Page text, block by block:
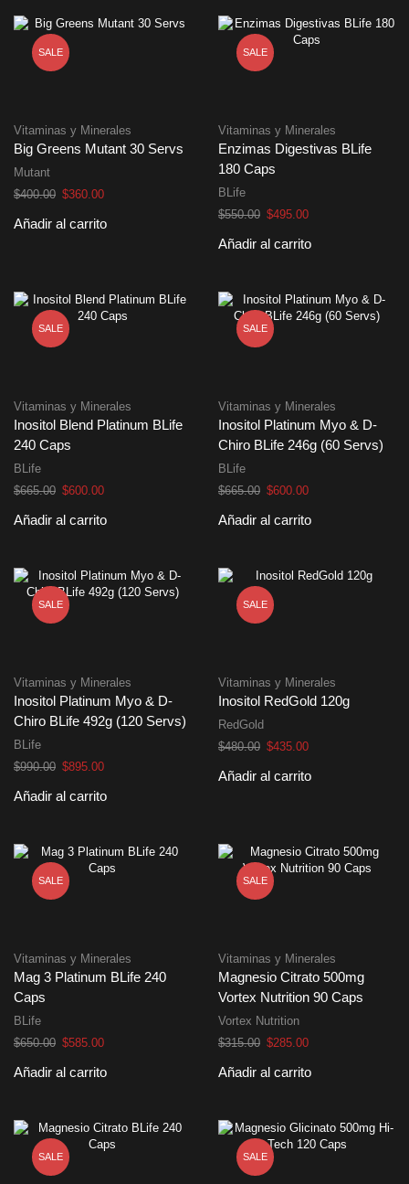
SALE
Vitaminas y Minerales
Big Greens Mutant 30 Servs
Mutant
$400.00 El
original
$360.00El
actual
Añadir al carrito
SALE
Vitaminas y Minerales
Enzimas Digestivas BLife
180 Caps
BLife
$550.00 El
original
$495.00El
actual
Añadir al carrito
SALE
Vitaminas y Minerales
Inositol Blend Platinum BLife
240 Caps
BLife
$665.00 El
original
$600.00El
actual
Añadir al carrito
SALE
Vitaminas y Minerales
Inositol Platinum Myo & D-
Chiro BLife 246g (60 Servs)
BLife
$665.00 El
original
$600.00El
actual
Añadir al carrito
SALE
Vitaminas y Minerales
Inositol Platinum Myo & D-
Chiro BLife 492g (120 Servs)
BLife
$990.00 El
original
$895.00El
actual
Añadir al carrito
SALE
Vitaminas y Minerales
Inositol RedGold 120g
RedGold
$480.00 El
original
$435.00El
actual
Añadir al carrito
SALE
Vitaminas y Minerales
Mag 3 Platinum BLife 240
Caps
BLife
$650.00 El
original
$585.00El
actual
Añadir al carrito
SALE
Vitaminas y Minerales
Magnesio Citrato 500mg
Vortex Nutrition 90 Caps
Vortex Nutrition
$315.00 El
original
$285.00El
actual
Añadir al carrito
SALE SALE